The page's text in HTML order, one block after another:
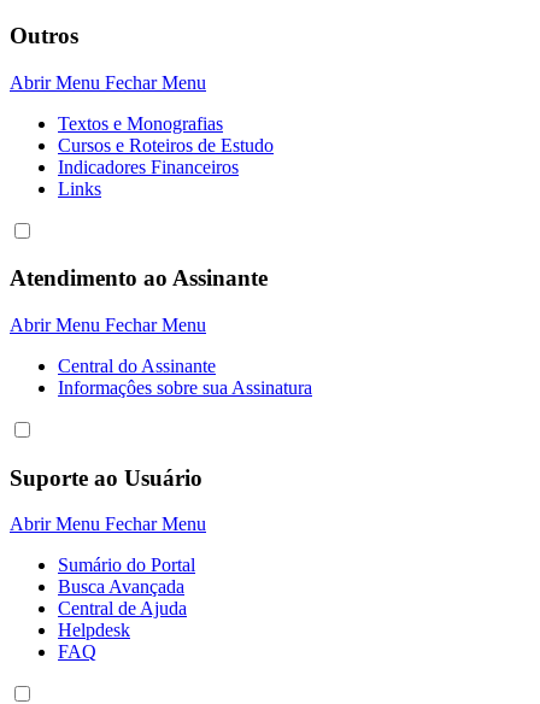
Outros
Abrir Menu Fechar Menu
Textos e Monografias
Cursos e Roteiros de Estudo
Indicadores Financeiros
Links
Atendimento ao Assinante
Abrir Menu Fechar Menu
Central do Assinante
Informaçôes sobre sua Assinatura
Suporte ao Usuário
Abrir Menu Fechar Menu
Sumário do Portal
Busca Avançada
Central de Ajuda
Helpdesk
FAQ